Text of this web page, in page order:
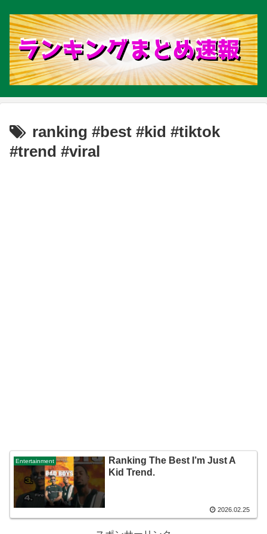
ranking #best #kid #tiktok
#trend #viral
Entertainment
Ranking The Best I’m Just A
Kid Trend.
2026.02.25